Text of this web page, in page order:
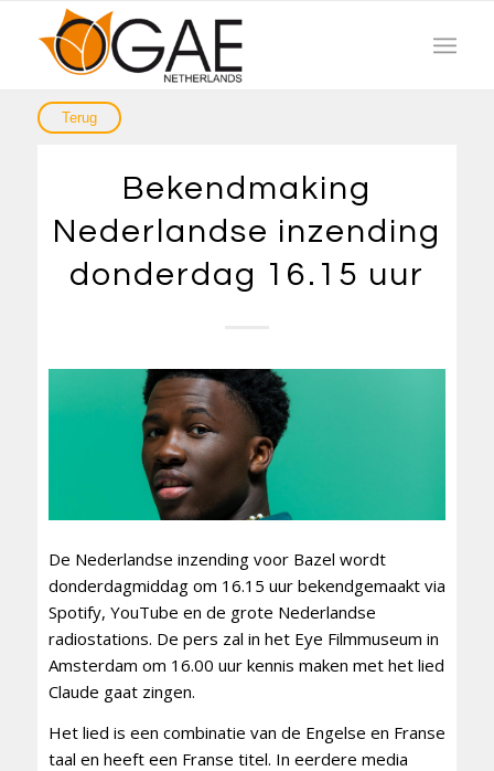
Bekendmaking
Nederlandse inzending
donderdag 16.15 uur
De Nederlandse inzending voor Bazel wordt
donderdagmiddag om 16.15 uur bekendgemaakt via
Spotify, YouTube en de grote Nederlandse
radiostations. De pers zal in het Eye Filmmuseum in
Amsterdam om 16.00 uur kennis maken met het lied
Claude gaat zingen.
Het lied is een combinatie van de Engelse en Franse
taal en heeft een Franse titel. In eerdere media